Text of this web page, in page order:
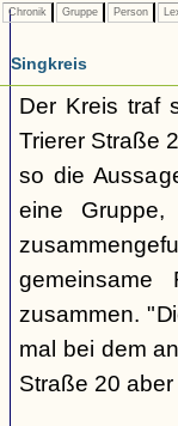
Chronik Gruppe Person
Singkreis
Der Kreis traf
Trierer Straße
so die
eine
zusammen.
mal bei dem
Straße 20